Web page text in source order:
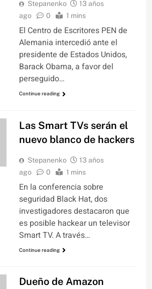
Stepanenko
13 años
ago
0 1 mins
El Centro de Escritores PEN de
Alemania intercedió ante el
presidente de Estados Unidos,
Barack Obama, a favor del
perseguido…
Continue reading
Las Smart TVs serán el
nuevo blanco de hackers
Stepanenko
13 años
ago
0 1 mins
En la conferencia sobre
seguridad Black Hat, dos
investigadores destacaron que
es posible hackear un televisor
Smart TV. A través…
Continue reading
Dueño de Amazon